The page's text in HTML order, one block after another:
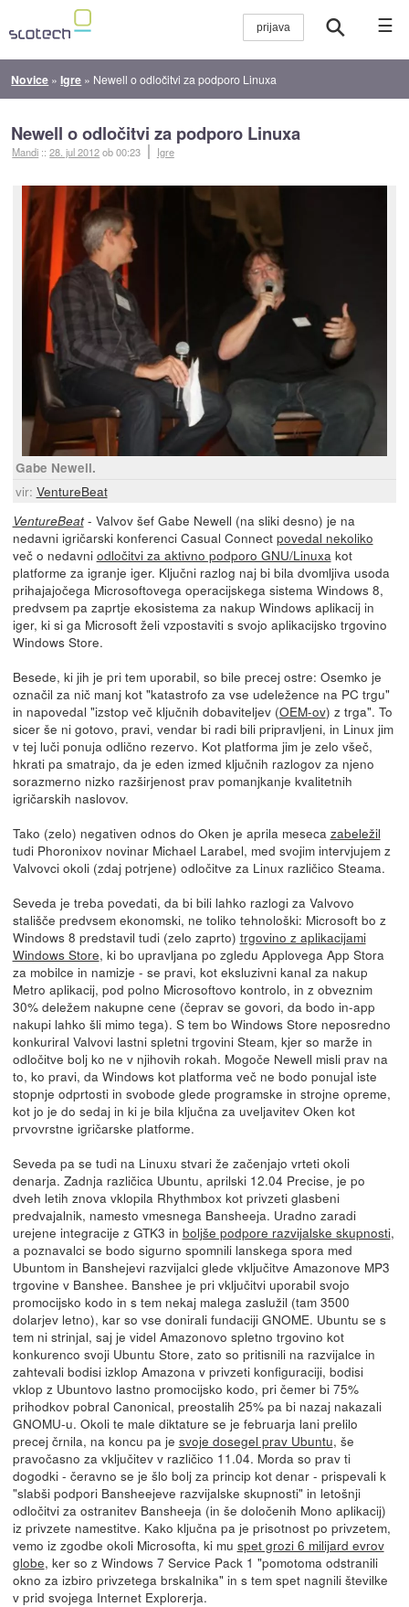
☰
Novice »Igre » Newell o odločitvi za podporo Linuxa
Newell o odločitvi za podporo Linuxa
Mandi ::28. jul 2012ob 00:23 Igre
Gabe Newell.
vir: VentureBeat
VentureBeat- Valvov šef Gabe Newell (na sliki desno) je na
nedavni igričarski konferenci Casual Connect povedal nekoliko
več o nedavni odločitvi za aktivno podporo GNU/Linuxa kot
platforme za igranje iger. Ključni razlog naj bi bila dvomljiva usoda
prihajajočega Microsoftovega operacijskega sistema Windows 8,
predvsem pa zaprtje ekosistema za nakup Windows aplikacij in
iger, ki si ga Microsoft želi vzpostaviti s svojo aplikacijsko trgovino
Windows Store.
Besede, ki jih je pri tem uporabil, so bile precej ostre: Osemko je
označil za nič manj kot "katastrofo za vse udeležence na PC trgu"
in napovedal "izstop več ključnih dobaviteljev (OEM-ov) z trga". To
sicer še ni gotovo, pravi, vendar bi radi bili pripravljeni, in Linux jim
v tej luči ponuja odlično rezervo. Kot platforma jim je zelo všeč,
hkrati pa smatrajo, da je eden izmed ključnih razlogov za njeno
sorazmerno nizko razširjenost prav pomanjkanje kvalitetnih
igričarskih naslovov.
Tako (zelo) negativen odnos do Oken je aprila meseca zabeležil
tudi Phoronixov novinar Michael Larabel, med svojim intervjujem z
Valvovci okoli (zdaj potrjene) odločitve za Linux različico Steama.
Seveda je treba povedati, da bi bili lahko razlogi za Valvovo
stališče predvsem ekonomski, ne toliko tehnološki: Microsoft bo z
Windows 8 predstavil tudi (zelo zaprto) trgovino z aplikacijami
Windows Store, ki bo upravljana po zgledu Applovega App Stora
za mobilce in namizje - se pravi, kot eksluzivni kanal za nakup
Metro aplikacij, pod polno Microsoftovo kontrolo, in z obveznim
30% deležem nakupne cene (čeprav se govori, da bodo in-app
nakupi lahko šli mimo tega). S tem bo Windows Store neposredno
konkuriral Valvovi lastni spletni trgovini Steam, kjer so marže in
odločitve bolj ko ne v njihovih rokah. Mogoče Newell misli prav na
to, ko pravi, da Windows kot platforma več ne bodo ponujal iste
stopnje odprtosti in svobode glede programske in strojne opreme,
kot jo je do sedaj in ki je bila ključna za uveljavitev Oken kot
prvovrstne igričarske platforme.
Seveda pa se tudi na Linuxu stvari že začenjajo vrteti okoli
denarja. Zadnja različica Ubuntu, aprilski 12.04 Precise, je po
dveh letih znova vklopila Rhythmbox kot privzeti glasbeni
predvajalnik, namesto vmesnega Bansheeja. Uradno zaradi
urejene integracije z GTK3 in boljše podpore razvijalske skupnosti,
a poznavalci se bodo sigurno spomnili lanskega spora med
Ubuntom in Banshejevi razvijalci glede vključitve Amazonove MP3
trgovine v Banshee. Banshee je pri vključitvi uporabil svojo
promocijsko kodo in s tem nekaj malega zaslužil (tam 3500
dolarjev letno), kar so vse donirali fundaciji GNOME. Ubuntu se s
tem ni strinjal, saj je videl Amazonovo spletno trgovino kot
konkurenco svoji Ubuntu Store, zato so pritisnili na razvijalce in
zahtevali bodisi izklop Amazona v privzeti konfiguraciji, bodisi
vklop z Ubuntovo lastno promocijsko kodo, pri čemer bi 75%
prihodkov pobral Canonical, preostalih 25% pa bi nazaj nakazali
GNOMU-u. Okoli te male diktature se je februarja lani prelilo
precej črnila, na koncu pa je svoje dosegel prav Ubuntu, še
pravočasno za vključitev v različico 11.04. Morda so prav ti
dogodki - čeravno se je šlo bolj za princip kot denar - prispevali k
"slabši podpori Bansheejeve razvijalske skupnosti" in letošnji
odločitvi za ostranitev Bansheeja (in še določenih Mono aplikacij)
iz privzete namestitve. Kako ključna pa je prisotnost po privzetem,
vemo iz zgodbe okoli Microsofta, ki mu spet grozi 6 milijard evrov
globe, ker so z Windows 7 Service Pack 1 "pomotoma odstranili
okno za izbiro privzetega brskalnika" in s tem spet nagnili številke
v prid svojega Internet Explorerja.